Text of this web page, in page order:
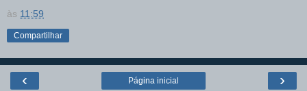
às 11:59
Compartilhar
‹ ›
Página inicial